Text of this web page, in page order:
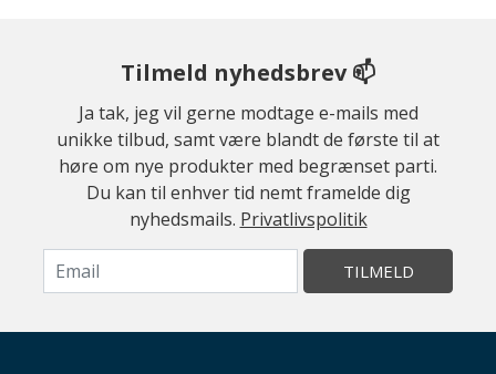
Tilmeld nyhedsbrev 📫
Ja tak, jeg vil gerne modtage e-mails med
unikke tilbud, samt være blandt de første til at
høre om nye produkter med begrænset parti.
Du kan til enhver tid nemt framelde dig
nyhedsmails. Privatlivspolitik
TILMELD